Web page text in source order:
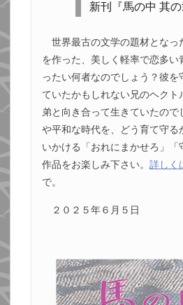
新刊『馬の中 其の
世界最古の文学の題材となっ
を作った、美しく軽率で恋多い
ったい何者なのでしょう？彼を
ていたかもしれない兄のヘクト
弟と向き合って生きていたので
や平和な時代を、どう育て守る
いかける「おれにまかせろ」「
作品をお楽しみ下さい。 詳しく
で。
２０２５年６月５日